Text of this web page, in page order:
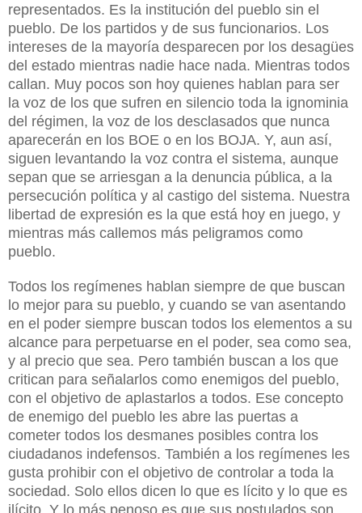
representados. Es la institución del pueblo sin el
pueblo. De los partidos y de sus funcionarios. Los
intereses de la mayoría desparecen por los desagües
del estado mientras nadie hace nada. Mientras todos
callan. Muy pocos son hoy quienes hablan para ser
la voz de los que sufren en silencio toda la ignominia
del régimen, la voz de los desclasados que nunca
aparecerán en los BOE o en los BOJA. Y, aun así,
siguen levantando la voz contra el sistema, aunque
sepan que se arriesgan a la denuncia pública, a la
persecución política y al castigo del sistema. Nuestra
libertad de expresión es la que está hoy en juego, y
mientras más callemos más peligramos como
pueblo.
Todos los regímenes hablan siempre de que buscan
lo mejor para su pueblo, y cuando se van asentando
en el poder siempre buscan todos los elementos a su
alcance para perpetuarse en el poder, sea como sea,
y al precio que sea. Pero también buscan a los que
critican para señalarlos como enemigos del pueblo,
con el objetivo de aplastarlos a todos. Ese concepto
de enemigo del pueblo les abre las puertas a
cometer todos los desmanes posibles contra los
ciudadanos indefensos. También a los regímenes les
gusta prohibir con el objetivo de controlar a toda la
sociedad. Solo ellos dicen lo que es lícito y lo que es
ilícito. Y lo más penoso es que sus postulados son